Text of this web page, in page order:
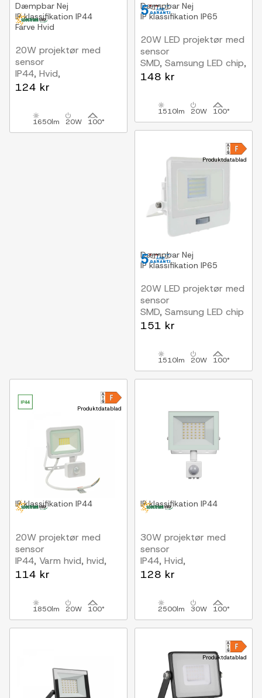
Dæmpbar Nej
IP klassifikation IP44
Farve Hvid
20W projektør med
sensor
IP44, Hvid,
arbejdslampe, PIR
124 kr
1650lm 20W 100°
Dæmpbar Nej
IP klassifikation IP65
20W LED projektør med
sensor
SMD, Samsung LED chip,
arbejdslampe
148 kr
1510lm 20W 100°
Produktdatablad
Dæmpbar Nej
IP klassifikation IP65
20W LED projektør med
sensor
SMD, Samsung LED chip
151 kr
1510lm 20W 100°
Produktdatablad
IP klassifikation IP44
20W projektør med
sensor
IP44, Varm hvid, hvid,
med sensor
114 kr
1850lm 20W 100°
IP klassifikation IP44
30W projektør med
sensor
IP44, Hvid,
arbejdslampe, PIR
128 kr
2500lm 30W 100°
Produktdatablad